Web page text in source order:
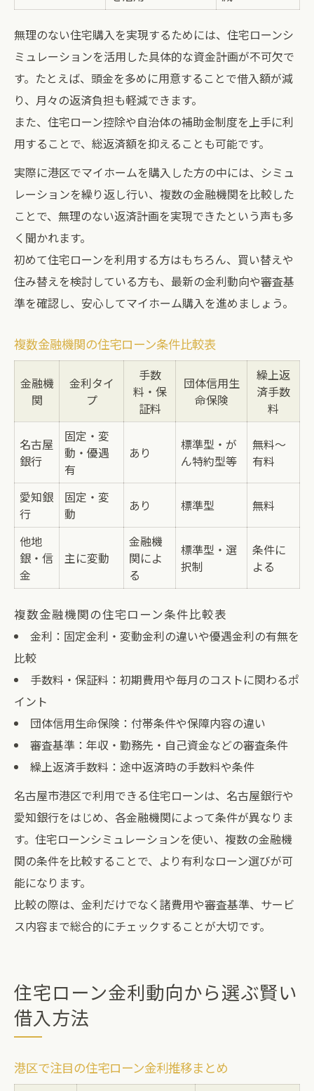
無理のない住宅購入を実現するためには、住宅ローンシ
ミュレーションを活用した具体的な資金計画が不可欠で
す。たとえば、頭金を多めに用意することで借入額が減
り、月々の返済負担も軽減できます。
また、住宅ローン控除や自治体の補助金制度を上手に利
用することで、総返済額を抑えることも可能です。
実際に港区でマイホームを購入した方の中には、シミュ
レーションを繰り返し行い、複数の金融機関を比較した
ことで、無理のない返済計画を実現できたという声も多
く聞かれます。
初めて住宅ローンを利用する方はもちろん、買い替えや
住み替えを検討している方も、最新の金利動向や審査基
準を確認し、安心してマイホーム購入を進めましょう。
複数金融機関の住宅ローン条件比較表
金融機
関
金利タイ
プ
手数
料・保
証料
団体信用生
命保険
繰上返
済手数
料
名古屋
銀行
固定・変
動・優遇
有
あり
標準型・が
ん特約型等
無料～
有料
愛知銀
行
固定・変
動
あり 標準型 無料
他地
銀・信
金
主に変動
金融機
関によ
る
標準型・選
択制
条件に
よる
複数金融機関の住宅ローン条件比較表
金利：固定金利・変動金利の違いや優遇金利の有無を
比較
手数料・保証料：初期費用や毎月のコストに関わるポ
イント
団体信用生命保険：付帯条件や保障内容の違い
審査基準：年収・勤務先・自己資金などの審査条件
繰上返済手数料：途中返済時の手数料や条件
名古屋市港区で利用できる住宅ローンは、名古屋銀行や
愛知銀行をはじめ、各金融機関によって条件が異なりま
す。住宅ローンシミュレーションを使い、複数の金融機
関の条件を比較することで、より有利なローン選びが可
能になります。
比較の際は、金利だけでなく諸費用や審査基準、サービ
ス内容まで総合的にチェックすることが大切です。
住宅ローン金利動向から選ぶ賢い
借入方法
港区で注目の住宅ローン金利推移まとめ